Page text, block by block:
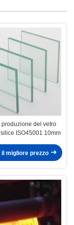
produzione del vetro
ISO45001 10mm
il migliore prezzo